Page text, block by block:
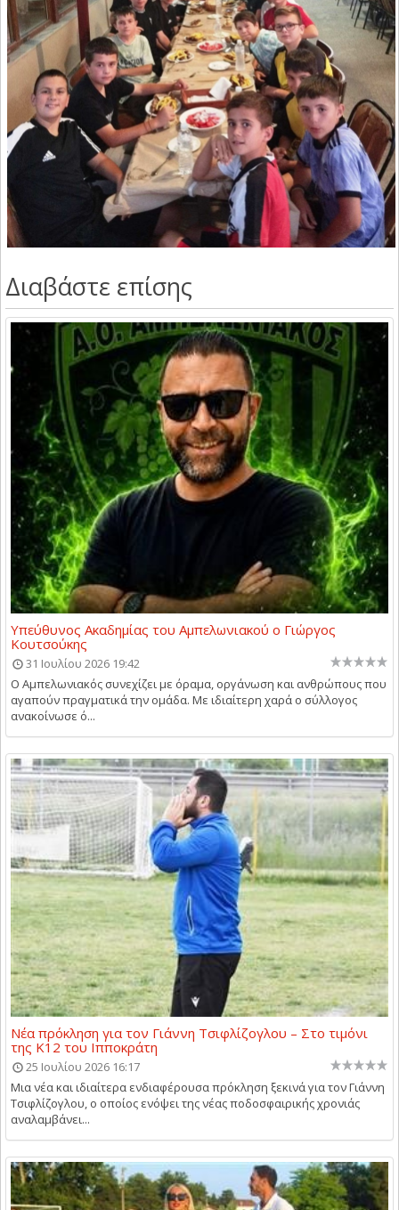
Διαβάστε επίσης
Υπεύθυνος Ακαδημίας του Αμπελωνιακού ο Γιώργος
Κουτσούκης
31 Ιουλίου 2026 19:42
Ο Αμπελωνιακός συνεχίζει με όραμα, οργάνωση και ανθρώπους που
αγαπούν πραγματικά την ομάδα. Με ιδιαίτερη χαρά ο σύλλογος
ανακοίνωσε ό...
Νέα πρόκληση για τον Γιάννη Τσιφλίζογλου – Στο τιμόνι
της Κ12 του Ιπποκράτη
25 Ιουλίου 2026 16:17
Μια νέα και ιδιαίτερα ενδιαφέρουσα πρόκληση ξεκινά για τον Γιάννη
Τσιφλίζογλου, ο οποίος ενόψει της νέας ποδοσφαιρικής χρονιάς
αναλαμβάνει...